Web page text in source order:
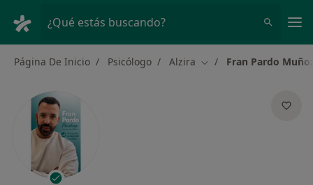
¿Qué estás buscando?
Página De Inicio Psicólogo Alzira Cambiar de ciudad
Fran Pardo